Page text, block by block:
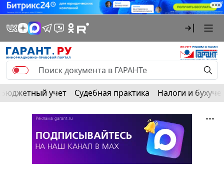
Бюджетный учет Судебная практика Налоги и